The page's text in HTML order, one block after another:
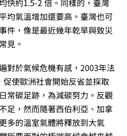
均氣溫增加還要高。臺灣也可
件，像是最近幾年乾旱與致災
見。
對於氣候危機有感，2003年法
使歐洲社會開始反省並採取
常碳足跡，為減碳努力。反觀
足，然而隨著西伯利亞、加拿
多的溫室氣體將釋放到大氣